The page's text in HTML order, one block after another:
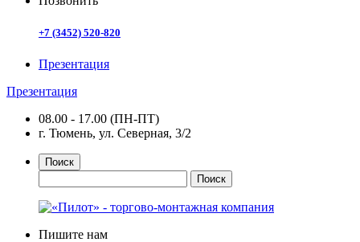
+7 (3452) 520-820
Презентация
Презентация
08.00 - 17.00 (ПН-ПТ)
г. Тюмень, ул. Северная, 3/2
Поиск
Пишите нам